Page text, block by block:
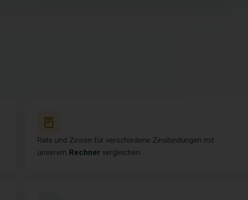
Rate und Zinsen für verschiedene Zinsbindungen mit
unserem Rechnervergleichen.